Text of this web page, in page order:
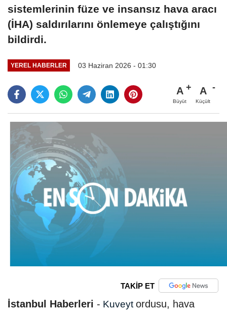
sistemlerinin füze ve insansız hava aracı
(İHA) saldırılarını önlemeye çalıştığını
bildirdi.
YEREL HABERLER 03 Haziran 2026 - 01:30
A
Büyüt
A
Küçült
TAKİP ET
İstanbul Haberleri - Kuveytordusu, hava